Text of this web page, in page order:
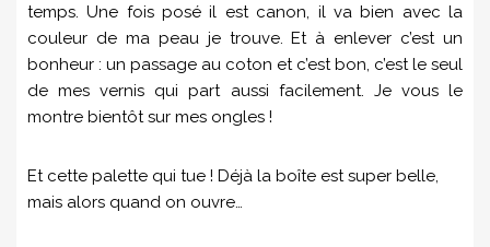
temps. Une fois posé il est canon, il va bien avec la
couleur de ma peau je trouve. Et à enlever c’est un
bonheur : un passage au coton et c’est bon, c’est le seul
de mes vernis qui part aussi facilement. Je vous le
montre bientôt sur mes ongles !
Et cette palette qui tue ! Déjà la boîte est super belle,
mais alors quand on ouvre…